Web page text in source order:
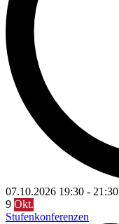
07.10.2026 19:30 - 21:30
9 Okt.
Stufenkonferenzen